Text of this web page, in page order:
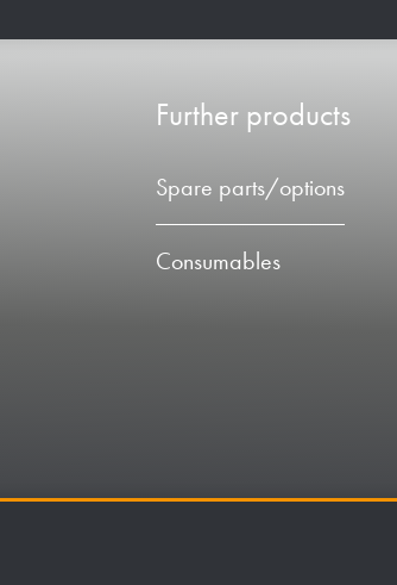
Further products
Spare parts/options
Consumables